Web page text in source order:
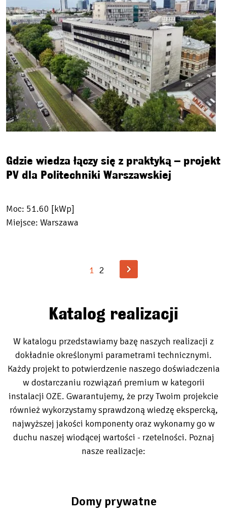
Gdzie wiedza łączy się z praktyką – projekt
PV dla Politechniki Warszawskiej
Moc: 51.60 [kWp]
Miejsce: Warszawa
1 2
Katalog realizacji
W katalogu przedstawiamy bazę naszych realizacji z
dokładnie określonymi parametrami technicznymi.
Każdy projekt to potwierdzenie naszego doświadczenia
w dostarczaniu rozwiązań premium w kategorii
instalacji OZE. Gwarantujemy, że przy Twoim projekcie
również wykorzystamy sprawdzoną wiedzę ekspercką,
najwyższej jakości komponenty oraz wykonamy go w
duchu naszej wiodącej wartości - rzetelności. Poznaj
nasze realizacje:
Domy prywatne